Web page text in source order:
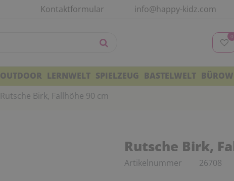
Kontaktformular info@happy-kidz.com
0
OUTDOOR LERNWELT SPIELZEUG BASTELWELT
Rutsche Birk, Fallhöhe 90 cm
Rutsche Birk,
Artikelnummer 26708